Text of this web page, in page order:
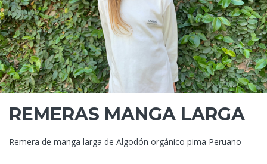
REMERAS MANGA LARGA
Remera de manga larga de Algodón orgánico pima Peruano